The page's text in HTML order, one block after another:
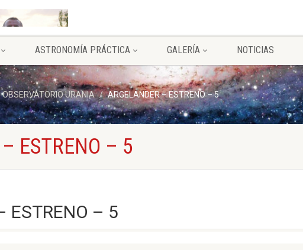
ASTRONOMÍA PRÁCTICA GALERÍA NOTICIAS
OBSERVATORIO URANIA ARGELANDER – ESTRENO – 5
ESTRENO – 5
ESTRENO – 5